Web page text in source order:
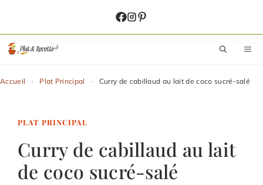
contenu
Accueil - Plat Principal - Curry de cabillaud au lait de coco sucré-salé
PLAT PRINCIPAL
Curry de cabillaud au lait
de coco sucré-salé